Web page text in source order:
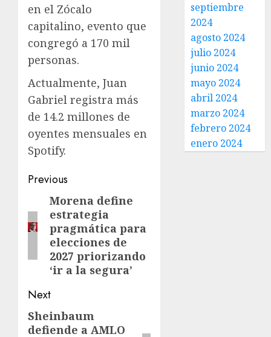
en el Zócalo
capitalino, evento que
congregó a 170 mil
personas.
Actualmente, Juan
Gabriel registra más
de 14.2 millones de
oyentes mensuales en
Spotify.
Previous
Morena define
estrategia
pragmática para
elecciones de
2027 priorizando
‘ir a la segura’
Next
Sheinbaum
defiende a AMLO
septiembre
2024
agosto 2024
julio 2024
junio 2024
mayo 2024
abril 2024
marzo 2024
febrero 2024
enero 2024